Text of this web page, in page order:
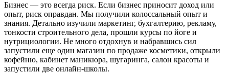
Бизнес — это всегда риск. Если бизнес приносит доход или
опыт, риск оправдан. Мы получили колоссальный опыт и
знания. Детально изучили маркетинг, бухгалтерию, рекламу,
тонкости строительного дела, прошли курсы по йоге и
нутрициологии. Не много отдохнув и набравшись сил
запустили еще один магазин по продаже косметики, открыли
кофейню, кабинет маникюра, шугаринга, салон красоты и
запустили две онлайн-школы.